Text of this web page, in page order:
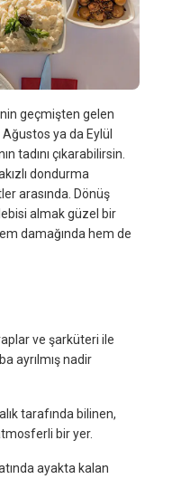
geçmişten gelen
ya da Eylül
tadını çıkarabilirsin.
dondurma
arasında. Dönüş
almak güzel bir
damağında hem de
ve şarküteri ile
ayrılmış nadir
tarafında bilinen,
bir yer.
ayakta kalan